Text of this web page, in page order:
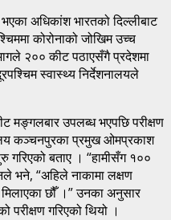
अधिकांश भारतको दिल्लीबाट
कोरोनाको जोखिम उच्च
२०० कीट पठाएसँगै प्रदेशमा
स्वास्थ्य निर्देशनालयले
मङ्गलबार उपलब्ध भएपछि परीक्षण
कञ्चनपुरका प्रमुख ओमप्रकाश
गरिएको बताए । “हामीसँग १००
भने, “अहिले नाकामा लक्षण
मिलाएका छौँ ।” उनका अनुसार
परीक्षण गरिएको थियो ।